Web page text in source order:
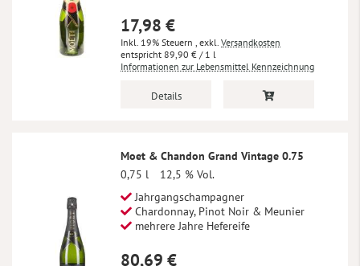
17,98 €
Inkl. 19% Steuern , exkl. Versandkosten
89,90 € / 1 l
Informationen zur Lebensmittel Kennzeichnung
Details
Moet & Chandon Grand Vintage 0.75
0,75 l
12,5 % Vol.
Jahrgangschampagner
Chardonnay, Pinot Noir & Meunier
mehrere Jahre Hefereife
80,69 €